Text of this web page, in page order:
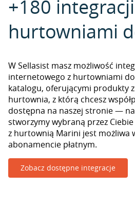
+180
hurtowniami
W Sellasist masz możliwość
internetowego z hurtowniami
katalogu, oferującymi produkty
hurtownia, z którą chcesz
dostępna na naszej stronie —
stworzymy wybraną przez
z hurtownią Marini jest możliwa
abonamencie płatnym.
Zobacz dostępne integracje